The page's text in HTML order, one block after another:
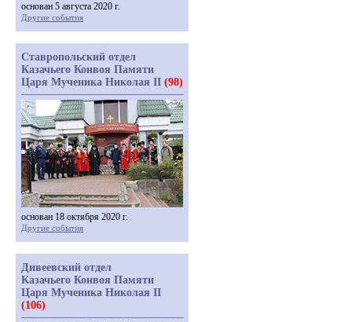
основан 5 августа 2020 г.
Другие события
Ставропольский отдел
Казачьего Конвоя Памяти
Царя Мученика Николая II (98)
основан 18 октября 2020 г.
Другие события
Дивеевский отдел
Казачьего Конвоя Памяти
Царя Мученика Николая II
(106)